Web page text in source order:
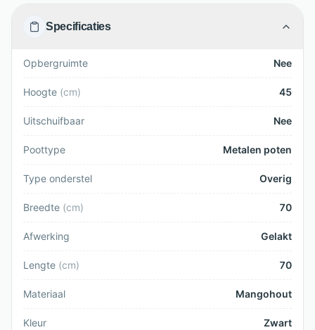
Specificaties
Opbergruimte Nee
Hoogte (cm) 45
Uitschuifbaar Nee
Poottype Metalen poten
Type onderstel Overig
Breedte (cm) 70
Afwerking Gelakt
Lengte (cm) 70
Materiaal Mangohout
Kleur Zwart